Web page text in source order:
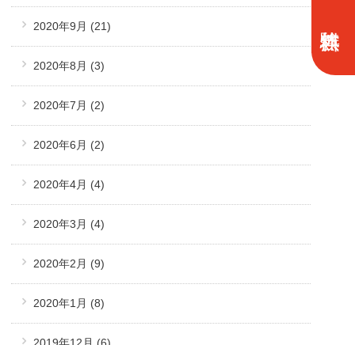
2020年9月 (21)
2020年8月 (3)
2020年7月 (2)
2020年6月 (2)
2020年4月 (4)
2020年3月 (4)
2020年2月 (9)
2020年1月 (8)
2019年12月 (6)